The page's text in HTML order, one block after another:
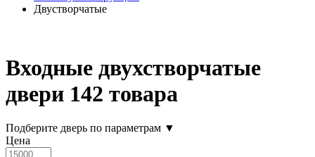
Двустворчатые
Входные двухстворчатые
двери 142 товара
Подберите дверь по параметрам ▼
Цена